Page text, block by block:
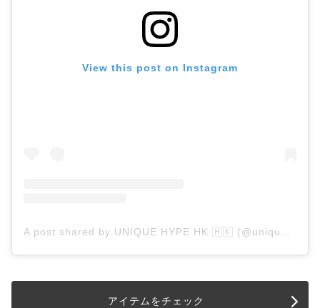
View this post on Instagram
アイテムをチェック